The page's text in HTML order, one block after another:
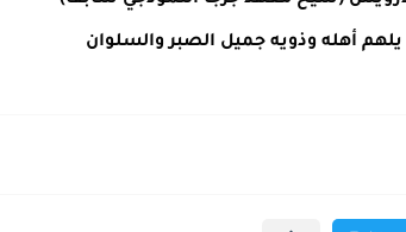
أهله وذويه جميل الصبر والسلوان